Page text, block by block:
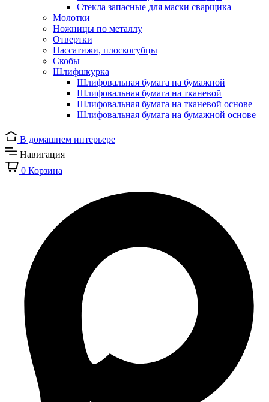
Стекла запасные для маски сварщика
Молотки
Ножницы по металлу
Отвертки
Пассатижи, плоскогубцы
Скобы
Шлифшкурка
Шлифовальная бумага на бумажной
Шлифовальная бумага на тканевой
Шлифовальная бумага на тканевой основе
Шлифовальная бумага на бумажной основе
В домашнем интерьере
Навигация
0 Корзина